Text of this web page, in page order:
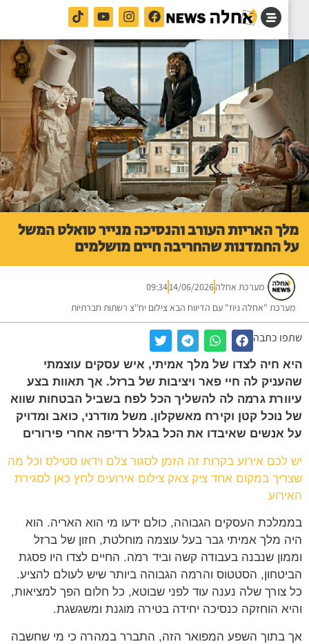
האריות העורב והנסיכה מנייר טואלט המשל
החמדנות שהחריבה חיים מושלמים
מערכת אחלה 14/06/2026
09:34
"אחלה ניוז" עם הדיווח הבא צילום יח''צ רשתות חברתיות
כתבה
חיה לצדו של מלך אמיתי, איש עסקים עוצמתי
לה חיי פאר ויציבות של ברזל. אך תאוות בצע
גרמה לה להשליך הכל לפח בשביל הבטחות שווא
קטן וקירח מאשקלון. משל מודרני, כואב ומדויק
אנשים שאיבדו את הכל בגלל רדיפה אחרי פירורים
אירוע בקרות זה הזמן לסגור צלם וידאו סטילס וכל מה
במקום אחד ציק צאק צילום אירועים לחץ כאן לסגירת
העסקים הגבוהה, כולם ידעו מי הוא האריה. הוא
מלך אמיתי גבר בעל עוצמה מוחלטת, חזון של ברזל
שנבנה בעבודה קשה וביד רמה. החיים לצדו היו פסגת
הסטטוס והרמה הגבוהה ביותר שיש לעולם להציע.
שלה נענה עוד לפני שבוטא, כל חלום הפך למציאות,
הוחזקה כנסיכה יחידה בטירה מוגנת ומשגשגת.
בתוך השפע המפואר הזה, התברר במהרה כי מי שחשבה